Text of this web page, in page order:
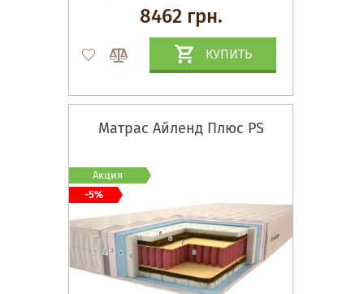
8462 грн.
КУПИТЬ
Матрас Айленд Плюс PS
Акция
-5%